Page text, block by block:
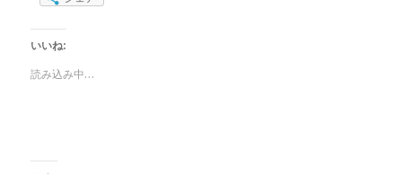
いいね:
読み込み中…